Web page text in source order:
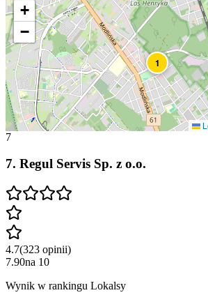
1
+
−
7
7. Regul Servis Sp. z o.o.
4.7(323 opinii)
7.90na 10
Wynik w rankingu Lokalsy